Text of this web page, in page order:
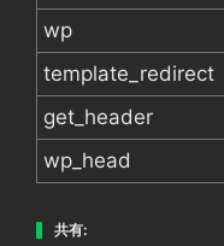
wp
template_redirect
get_header
wp_head
共有: